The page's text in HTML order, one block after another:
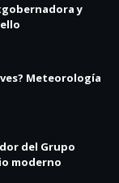
y
Meteorología
del Grupo
moderno